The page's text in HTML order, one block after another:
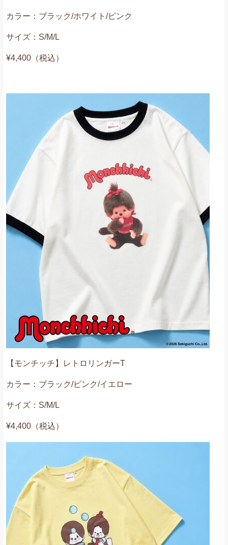
カラー：ブラック/ホワイト/ピンク
サイズ：S/M/L
¥4,400（税込）
【モンチッチ】レトロリンガーT
カラー：ブラック/ピンク/イエロー
サイズ：S/M/L
¥4,400（税込）